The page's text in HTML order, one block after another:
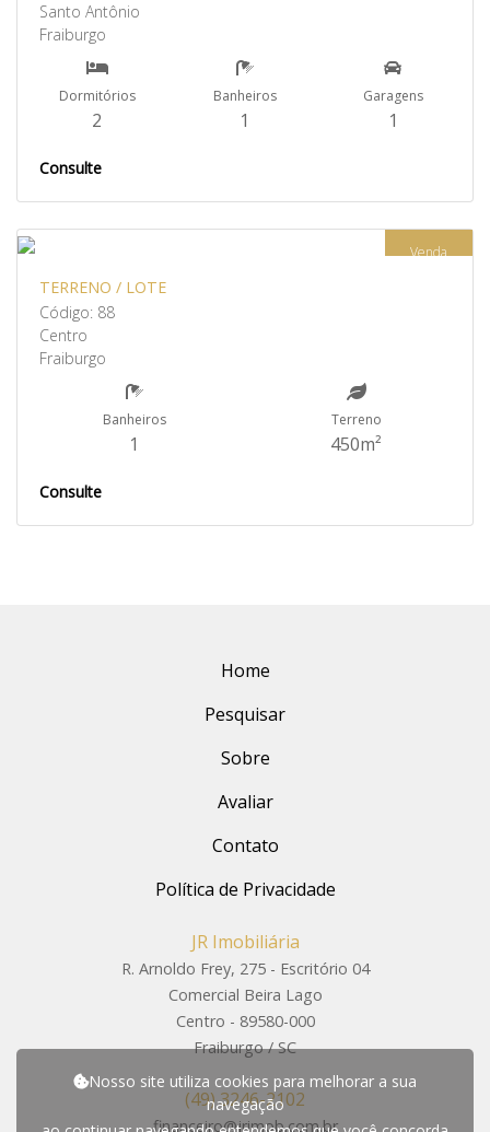
Santo Antônio
Fraiburgo
Dormitórios
2
Banheiros
1
Garagens
1
Consulte
Venda
TERRENO / LOTE
Código: 88
Centro
Fraiburgo
Banheiros
1
Terreno
450m²
Consulte
Nosso site utiliza cookies para melhorar a sua
navegação
Home
Pesquisar
Sobre
Avaliar
Contato
Política de Privacidade
JR Imobiliária
R. Arnoldo Frey, 275 - Escritório 04
Comercial Beira Lago
Centro - 89580-000
Fraiburgo / SC
(49) 3246-2102
financeiro@jrimob.com.br